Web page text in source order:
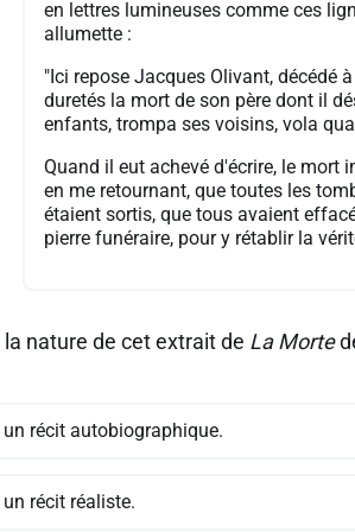
en lettres lumineuses comme ces
allumette :
"Ici repose Jacques Olivant, décédé
duretés la mort de son père dont il
enfants, trompa ses voisins, vola
Quand il eut achevé d'écrire, le
en me retournant, que toutes les
étaient sortis, que tous avaient
pierre funéraire, pour y rétablir la
la nature de cet extrait de La Morte
un récit autobiographique.
un récit réaliste.